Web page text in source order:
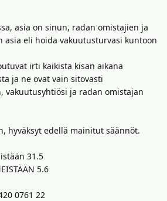
asia on sinun, radan omistajien ja
asia eli hoida vakuutusturvasi kuntoon
irti kaikista kisan aikana
ja ne ovat vain sitovasti
vakuutusyhtiösi ja radan omistajan
hyväksyt edellä mainitut säännöt.
31.5
5.6
0761 22